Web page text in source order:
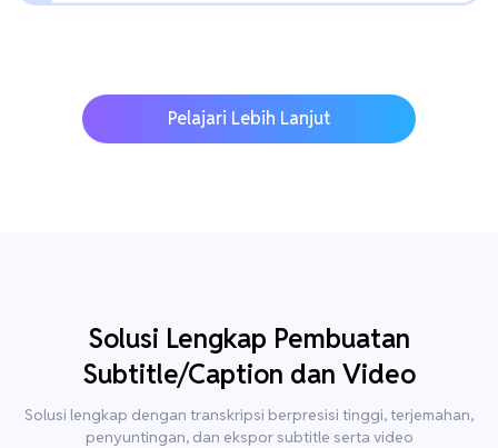
Pelajari Lebih Lanjut
Solusi Lengkap Pembuatan
Subtitle/Caption dan Video
Solusi lengkap dengan transkripsi berpresisi tinggi, terjemahan,
penyuntingan, dan ekspor subtitle serta video